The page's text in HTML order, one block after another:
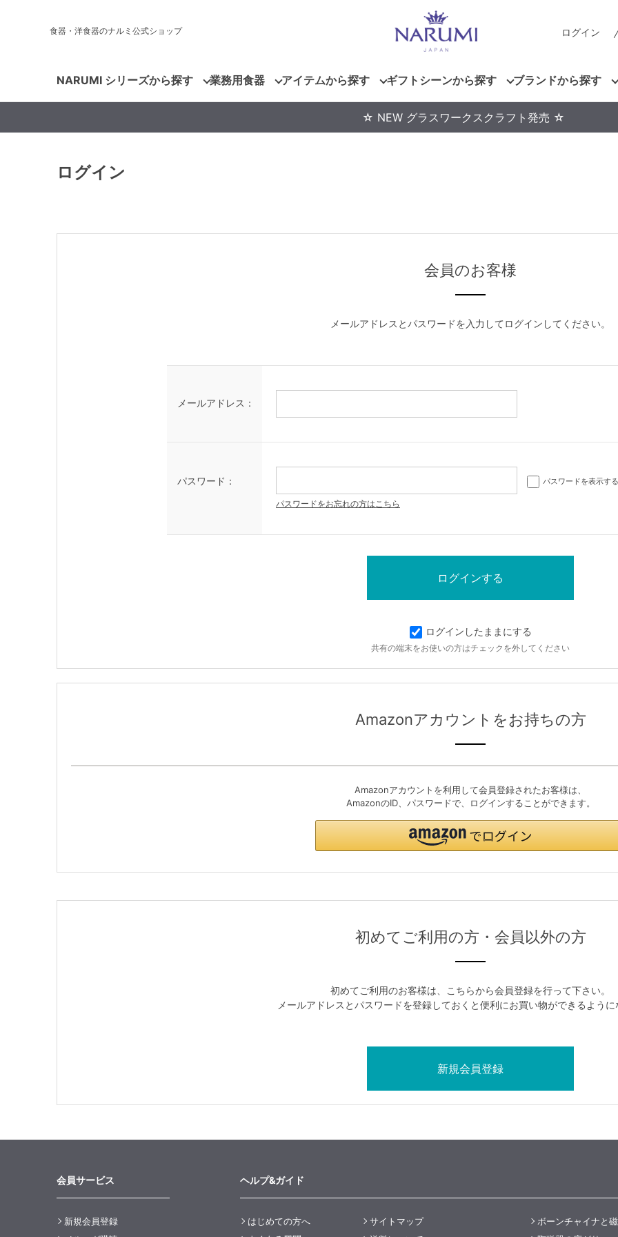
食器・洋食器のナルミ公式ショップ ログイン
NARUMI シリーズから探す 業務用食器 アイテムから探す ギフトシーンから探す ブランドから探す
☆ NEW グラスワークスクラフト発売 ☆
ログイン
会員のお客様
メールアドレスとパスワードを入力してログインしてください。
メールアドレス：
パスワード： パスワードを表示する
パスワードをお忘れの方はこちら
ログインしたままにする
共有の端末をお使いの方はチェックを外してください
Amazonアカウントをお持ちの方
Amazonアカウントを利用して会員登録されたお客様は、
AmazonのID、パスワードで、ログインすることができます。
初めてご利用の方・会員以外の方
初めてご利用のお客様は、こちらから会員登録を行って下さい。
メールアドレスとパスワードを登録しておくと便利にお買い物ができるよう
会員サービス
新規会員登録
ヘルプ&ガイド
はじめての方へ
サイトマップ
ボーンチャイナと